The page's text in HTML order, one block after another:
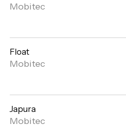
Mobitec
Float
Mobitec
Japura
Mobitec